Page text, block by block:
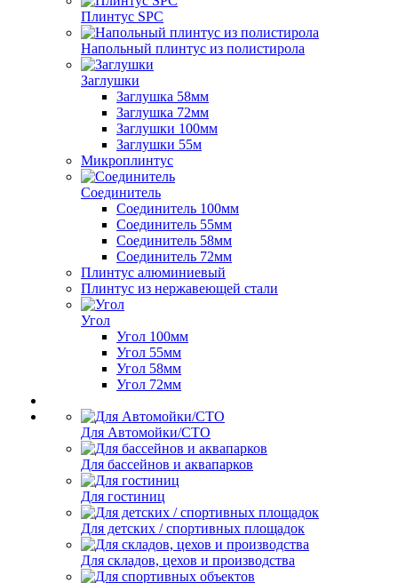
Плинтус SPC
Напольный плинтус из полистирола
Заглушки
Заглушка 58мм
Заглушка 72мм
Заглушки 100мм
Заглушки 55м
Микроплинтус
Соединитель
Соединитель 100мм
Соединитель 55мм
Соединитель 58мм
Соединитель 72мм
Плинтус алюминиевый
Плинтус из нержавеющей стали
Угол
Угол 100мм
Угол 55мм
Угол 58мм
Угол 72мм
Для Автомойки/СТО
Для бассейнов и аквапарков
Для гостиниц
Для детских / спортивных площадок
Для складов, цехов и производства